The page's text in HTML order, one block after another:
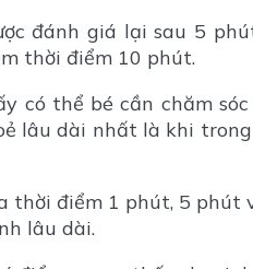
đánh giá lại sau 5
thời điểm 10 phút.
có thể bé cần chăm
lâu dài nhất là khi
thời điểm 1 phút, 5
lâu dài.